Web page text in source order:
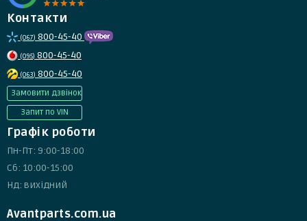
Контакти
(067) 800-45-40
(095) 800-45-40
(063) 800-45-40
Замовити дзвінок
Запит по VIN
Графік роботи
Пн-Пт: 9:00-18:00
Сб: 10:00-15:00
Нд: вихідний
Avantparts.com.ua